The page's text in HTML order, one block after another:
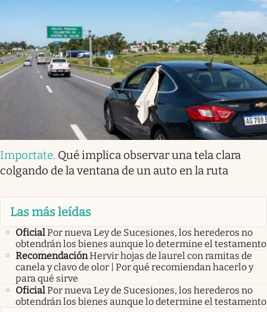
Importate. Qué implica observar una tela clara
colgando de la ventana de un auto en la ruta
Las más leídas
OficialPor nueva Ley de Sucesiones, los herederos no
obtendrán los bienes aunque lo determine el testamento
RecomendaciónHervir hojas de laurel con ramitas de
canela y clavo de olor | Por qué recomiendan hacerlo y
para qué sirve
OficialPor nueva Ley de Sucesiones, los herederos no
obtendrán los bienes aunque lo determine el testamento